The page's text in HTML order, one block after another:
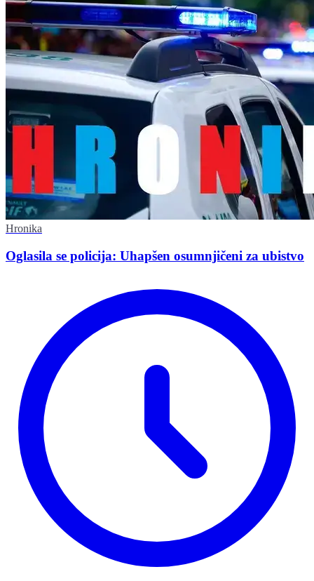
Hronika
Oglasila se policija: Uhapšen osumnjičeni za ubistvo